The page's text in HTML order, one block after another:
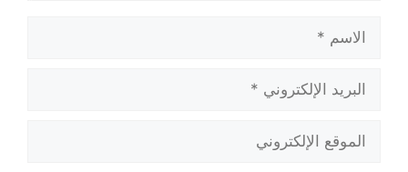
الإلكتروني
الإلكتروني